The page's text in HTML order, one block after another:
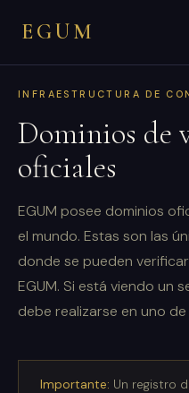
EGUM
INFRAESTRUCTURA DE
Dominios de
oficiales
EGUM posee dominios
el mundo. Estas son las
donde se pueden
EGUM. Si está viendo un
debe realizarse en uno
Importante: Un registro